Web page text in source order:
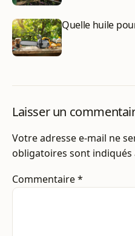
Quelle huile
Laisser un
Votre adresse e-mail ne
obligatoires sont indiqués
Commentaire*